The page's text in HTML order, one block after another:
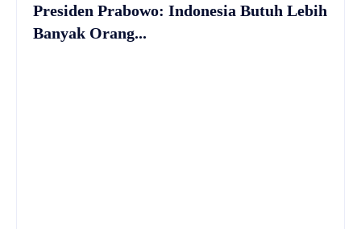
Presiden Prabowo: Indonesia Butuh Lebih
Banyak Orang...